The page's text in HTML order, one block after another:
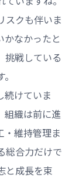
スクも伴いま
かなかったと
挑戦している
続けていま
組織は前に進
・維持管理ま
総合力だけで
と成長を束